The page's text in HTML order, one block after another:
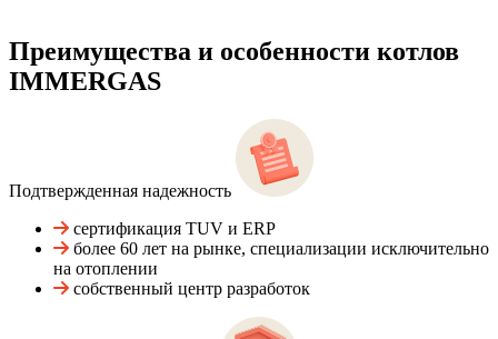
Преимущества и особенности котлов
IMMERGAS
Подтвержденная надежность
сертификация TUV и ERP
более 60 лет на рынке, специализации исключительно
на отоплении
собственный центр разработок